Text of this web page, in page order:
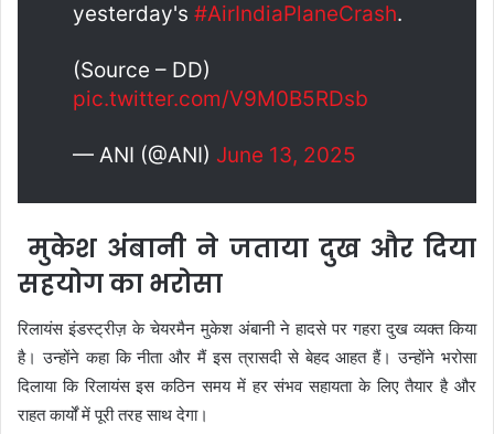
yesterday's #AirIndiaPlaneCrash.
(Source – DD)
pic.twitter.com/V9M0B5RDsb
— ANI (@ANI) June 13, 2025
मुकेश अंबानी ने जताया दुख और दिया
सहयोग का भरोसा
रिलायंस इंडस्ट्रीज़ के चेयरमैन मुकेश अंबानी ने हादसे पर गहरा दुख व्यक्त किया
है। उन्होंने कहा कि नीता और मैं इस त्रासदी से बेहद आहत हैं। उन्होंने भरोसा
दिलाया कि रिलायंस इस कठिन समय में हर संभव सहायता के लिए तैयार है और
राहत कार्यों में पूरी तरह साथ देगा।